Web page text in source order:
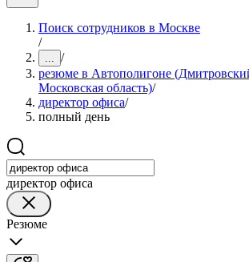
Поиск сотрудников в Москве
/
... /
резюме в Автополигоне
Московская область)/
директор офиса/
полный день
директор офиса
Резюме